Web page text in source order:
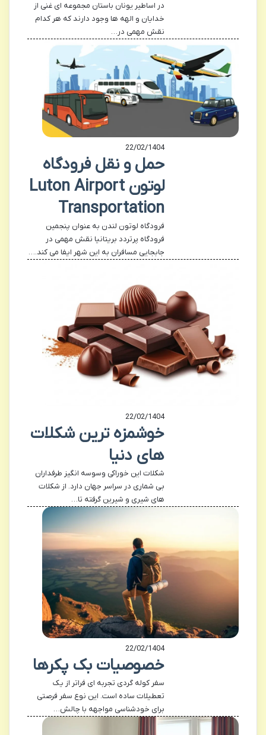
در اساطیر یونان باستان مجموعه ای غنی از
خدایان و الهه ها وجود دارند که هر کدام
نقش مهمی در…
22/02/1404
حمل و نقل فرودگاه
لوتون Luton Airport
Transportation
فرودگاه لوتون لندن به عنوان پنجمین
فرودگاه پرتردد بریتانیا نقش مهمی در
جابجایی مسافران به این شهر ایفا می کند.…
22/02/1404
خوشمزه ترین شکلات
های دنیا
شکلات این خوراکی وسوسه انگیز طرفداران
بی شماری در سراسر جهان دارد. از شکلات
های شیری و شیرین گرفته تا…
22/02/1404
خصوصیات بک پکرها
سفر کوله گردی تجربه ای فراتر از یک
تعطیلات ساده است. این نوع سفر فرصتی
برای خودشناسی مواجهه با چالش…